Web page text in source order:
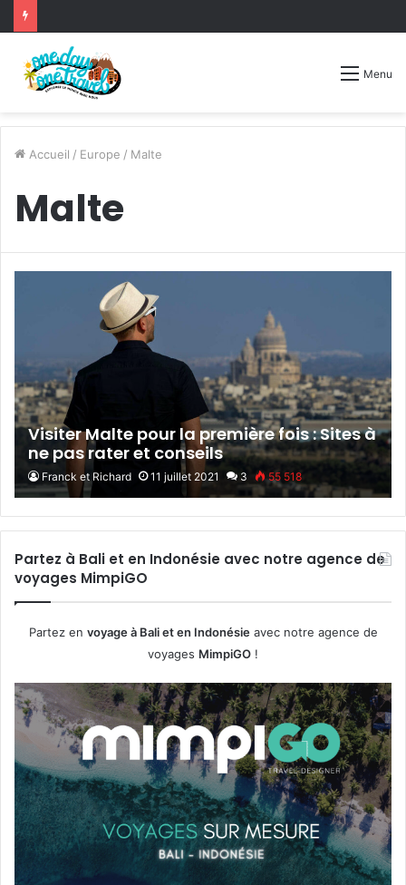
Menu
Accueil / Europe / Malte
Malte
Visiter Malte pour la première fois : Sites à
ne pas rater et conseils
Franck et Richard 11 juillet 2021 3 55 518
Partez à Bali et en Indonésie avec notre agence de
voyages MimpiGO
Partez en voyage à Bali et en Indonésieavec notre agence de
voyages MimpiGO !